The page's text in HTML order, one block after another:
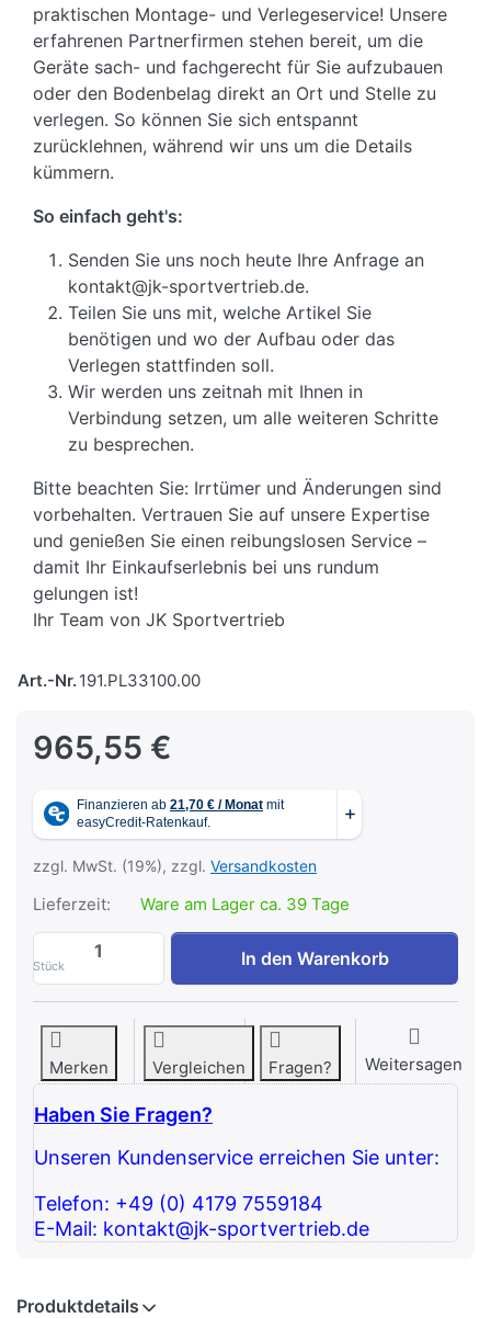
praktischen Montage- und Verlegeservice! Unsere
erfahrenen Partnerfirmen stehen bereit, um die
Geräte sach- und fachgerecht für Sie aufzubauen
oder den Bodenbelag direkt an Ort und Stelle zu
verlegen. So können Sie sich entspannt
zurücklehnen, während wir uns um die Details
kümmern.
So einfach geht's:
Senden Sie uns noch heute Ihre Anfrage an
kontakt@jk-sportvertrieb.de.
Teilen Sie uns mit, welche Artikel Sie
benötigen und wo der Aufbau oder das
Verlegen stattfinden soll.
Wir werden uns zeitnah mit Ihnen in
Verbindung setzen, um alle weiteren Schritte
zu besprechen.
Bitte beachten Sie: Irrtümer und Änderungen sind
vorbehalten. Vertrauen Sie auf unsere Expertise
und genießen Sie einen reibungslosen Service –
damit Ihr Einkaufserlebnis bei uns rundum
gelungen ist!
Ihr Team von JK Sportvertrieb
Art.-Nr.191.PL33100.00
965,55 €
zzgl. MwSt. (19%), zzgl. Versandkosten
Lieferzeit: Ware am Lager ca. 39 Tage
Stück
O'Live Olympic Negativbank Pro Series
In den Warenkorb
Merken Vergleichen Fragen? Weitersagen
Haben Sie Fragen?
Unseren Kundenservice erreichen Sie unter:
Telefon: +49 (0) 4179 7559184
E-Mail: kontakt@jk-sportvertrieb.de
Produktdetails